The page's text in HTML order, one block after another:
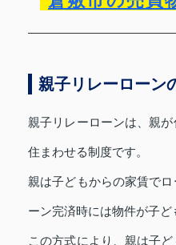
親子リレーローン
親子リレーローンは、親
住まわせる制度です。
親は子どもからの家賃で
ーン完済時には物件が子ど
この方式により、親は子